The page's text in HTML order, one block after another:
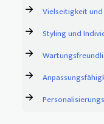
Vielseitigkeit
Styling und